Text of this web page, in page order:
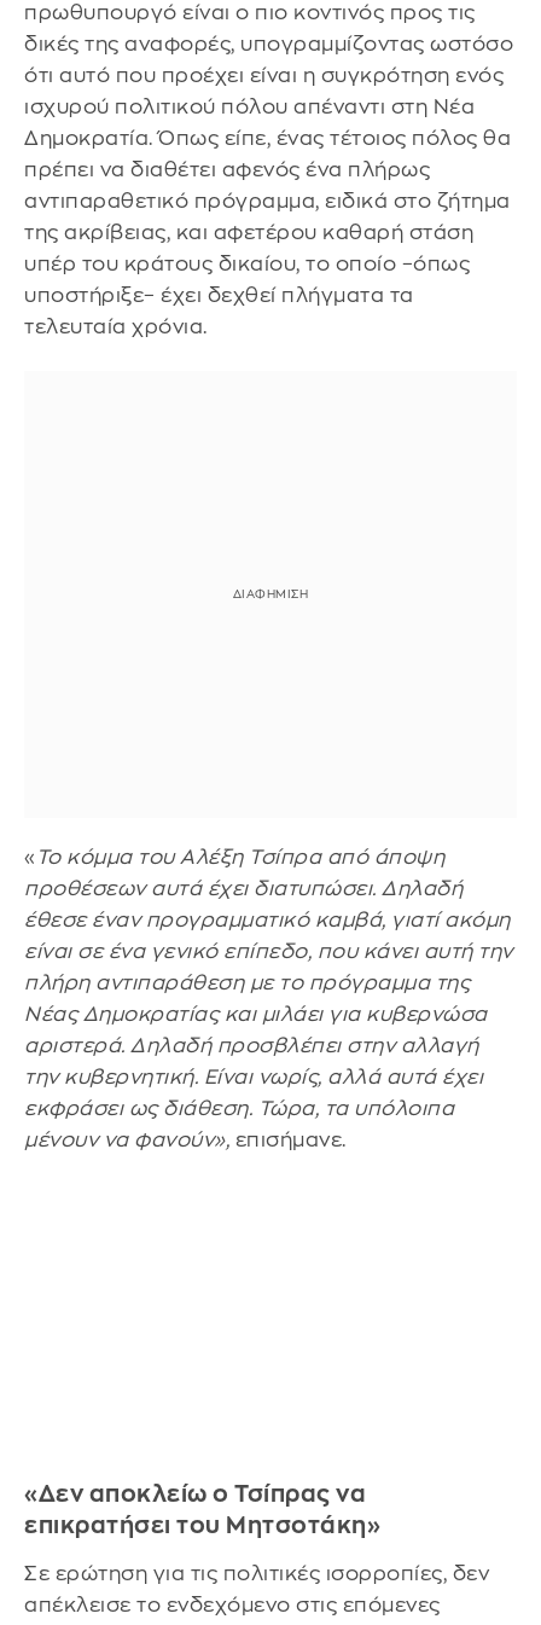
πρωθυπουργό είναι ο πιο κοντινός προς τις
δικές της αναφορές, υπογραμμίζοντας ωστόσο
ότι αυτό που προέχει είναι η συγκρότηση ενός
ισχυρού πολιτικού πόλου απέναντι στη Νέα
Δημοκρατία. Όπως είπε, ένας τέτοιος πόλος θα
πρέπει να διαθέτει αφενός ένα πλήρως
αντιπαραθετικό πρόγραμμα, ειδικά στο ζήτημα
της ακρίβειας, και αφετέρου καθαρή στάση
υπέρ του κράτους δικαίου, το οποίο –όπως
υποστήριξε– έχει δεχθεί πλήγματα τα
τελευταία χρόνια.
« Το κόμμα του Αλέξη Τσίπρα από άποψη
προθέσεων αυτά έχει διατυπώσει. Δηλαδή
έθεσε έναν προγραμματικό καμβά, γιατί ακόμη
είναι σε ένα γενικό επίπεδο, που κάνει αυτή την
πλήρη αντιπαράθεση με το πρόγραμμα της
Νέας Δημοκρατίας και μιλάει για κυβερνώσα
αριστερά. Δηλαδή προσβλέπει στην αλλαγή
την κυβερνητική. Είναι νωρίς, αλλά αυτά έχει
εκφράσει ως διάθεση. Τώρα, τα υπόλοιπα
μένουν να φανούν», επισήμανε.
«Δεν αποκλείω ο Τσίπρας να
επικρατήσει του Μητσοτάκη»
Σε ερώτηση για τις πολιτικές ισορροπίες, δεν
απέκλεισε το ενδεχόμενο στις επόμενες